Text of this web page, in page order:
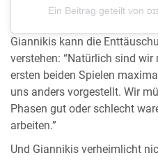
Ein Beitrag geteilt von
Giannikis kann die
verstehen: “Natürlich sind
ersten beiden Spielen
uns anders vorgestellt. Wir
Phasen gut oder schlecht
arbeiten.”
Und Giannikis verheimlicht